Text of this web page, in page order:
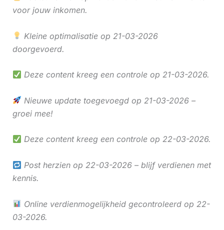
voor jouw inkomen.
Kleine optimalisatie op 21-03-2026
doorgevoerd.
Deze content kreeg een controle op 21-03-2026.
Nieuwe update toegevoegd op 21-03-2026 –
groei mee!
Deze content kreeg een controle op 22-03-2026.
Post herzien op 22-03-2026 – blijf verdienen met
kennis.
Online verdienmogelijkheid gecontroleerd op 22-
03-2026.